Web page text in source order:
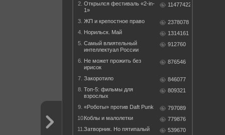
2. Открылся фестиваль «2-in-
1»
11477422
3. ЖП и крепостное право
2378078
4. Норильск. Май
1314161
5. Самый влиятельный
интеллектуал России
912760
6. Не может прожить без
ирисок
876546
7. Закоротило
846077
8. Топ-5: фильмы для
взрослых
809321
9. «Роботы» против Daft Punk
797089
10.Коблы и малолетки
779876
11.Затворник. Но пятипалый 539670